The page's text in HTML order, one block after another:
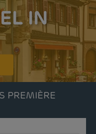
IN
PREMIÈRE